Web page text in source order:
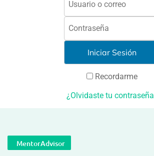
Recordarme
¿Olvidaste tu
MentorAdvisor